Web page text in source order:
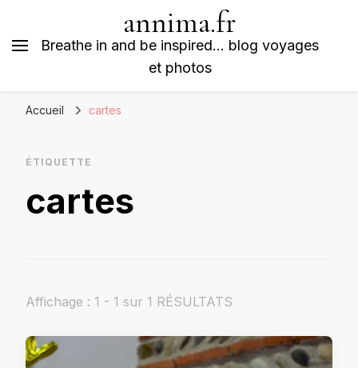
annima.fr
Breathe in and be inspired… blog voyages
et photos
Accueil cartes
ÉTIQUETTE
cartes
Affichage : 1 - 1 sur 1 RÉSULTATS